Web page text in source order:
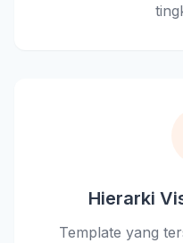
Hierarki
Template yang